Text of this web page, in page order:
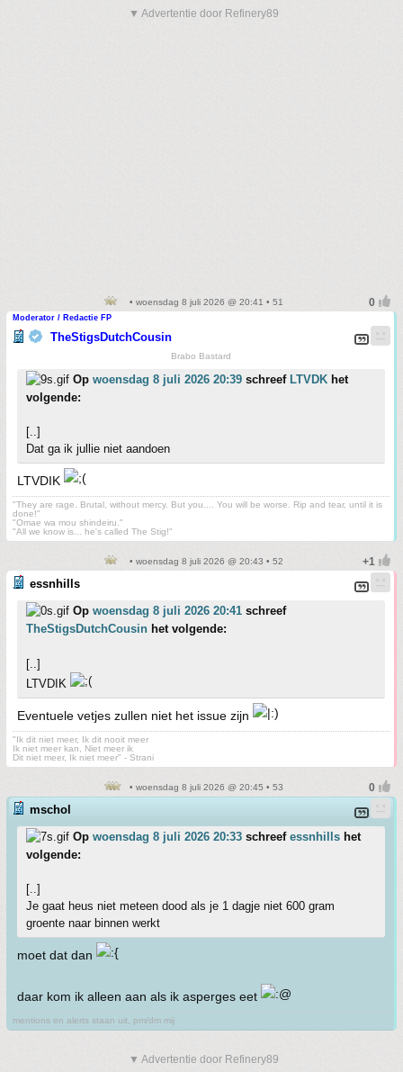
▼ Advertentie door Refinery89
• woensdag 8 juli 2026 @ 20:41 • 51
Moderator / Redactie FP
TheStigsDutchCousin
Brabo Bastard
Op woensdag 8 juli 2026 20:39 schreef LTVDK het
volgende:
[..]
Dat ga ik jullie niet aandoen
LTVDIK
"They are rage. Brutal, without mercy. But you.... You will be worse. Rip and tear, until it is
done!"
"Omae wa mou shindeiru."
"All we know is... he's called The Stig!"
• woensdag 8 juli 2026 @ 20:43 • 52
essnhills
Op woensdag 8 juli 2026 20:41 schreef
TheStigsDutchCousin het volgende:
[..]
LTVDIK
Eventuele vetjes zullen niet het issue zijn
"Ik dit niet meer, Ik dit nooit meer
Ik niet meer kan, Niet meer ik
Dit niet meer, Ik niet meer" - Strani
• woensdag 8 juli 2026 @ 20:45 • 53
mschol
Op woensdag 8 juli 2026 20:33 schreef essnhills het
volgende:
[..]
Je gaat heus niet meteen dood als je 1 dagje niet 600 gram
groente naar binnen werkt
moet dat dan
daar kom ik alleen aan als ik asperges eet
mentions en alerts staan uit, pm/dm mij
▼ Advertentie door Refinery89